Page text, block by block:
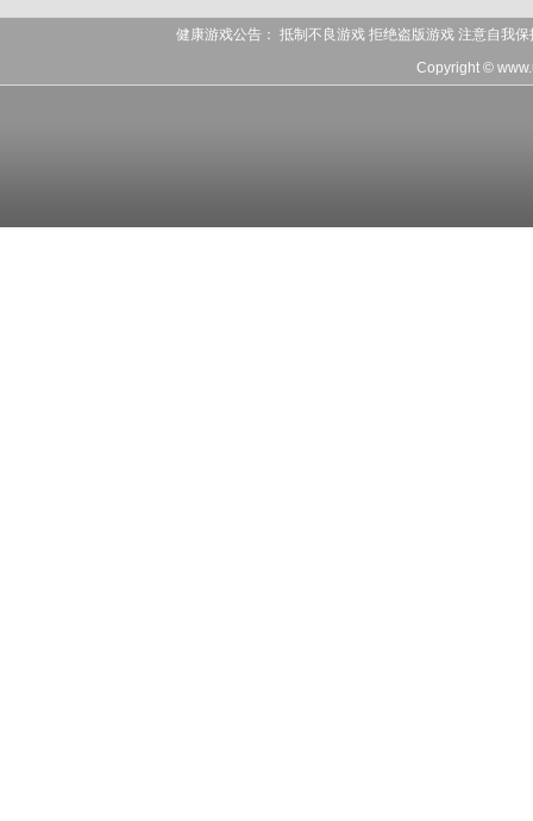
健康游戏公告： 抵制不良游戏 拒绝盗版游戏 注意自我
Copyright ©